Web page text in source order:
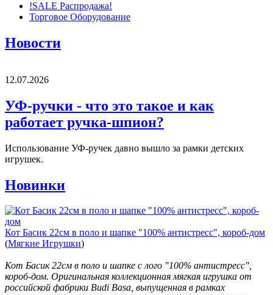
!SALE Распродажа!
Торговое Оборудование
Новости
12.07.2026
УФ-ручки - что это такое и как
работает ручка-шпион?
Использование УФ-ручек давно вышло за рамки детских
игрушек.
Новинки
Кот Басик 22см в поло и шапке "100% антистресс", короб-дом
(Мягкие Игрушки)
Кот Басик 22см в поло и шапке с лого "100% антистресс",
короб-дом. Оригинальная коллекционная мягкая игрушка от
российской фабрики Budi Basa, выпущенная в рамках